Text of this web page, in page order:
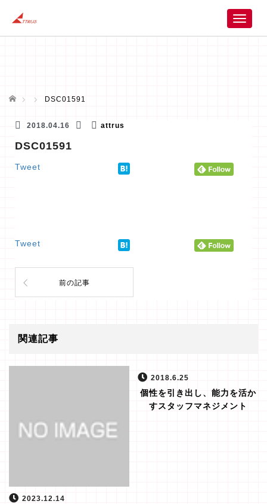
T
ホーム DSC01591
2018.04.16 attrus
DSC01591
Tweet
Tweet
前の記事
関連記事
2023.12.14
2018.6.25
個性を引き出し、能力を活か
すスタッフマネジメント